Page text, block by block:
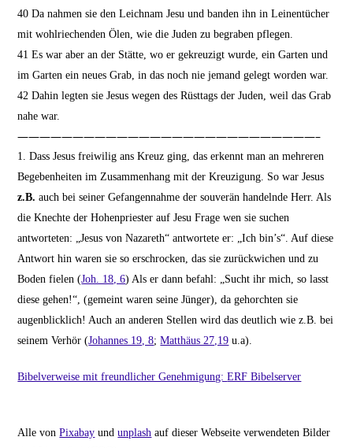
40Da nahmen sie den Leichnam Jesu und banden ihn in Leinentücher
mit wohlriechenden Ölen, wie die Juden zu begraben pflegen.
41Es war aber an der Stätte, wo er gekreuzigt wurde, ein Garten und
im Garten ein neues Grab, in das noch nie jemand gelegt worden war.
42Dahin legten sie Jesus wegen des Rüsttags der Juden, weil das Grab
nahe war.
———————————————————————————–
1. Dass Jesus freiwilig ans Kreuz ging, das erkennt man an mehreren
Begebenheiten im Zusammenhang mit der Kreuzigung. So war Jesus
z.B. auch bei seiner Gefangennahme der souverän handelnde Herr. Als
die Knechte der Hohenpriester auf Jesu Frage wen sie suchen
antworteten: „Jesus von Nazareth“ antwortete er: „Ich bin’s“. Auf diese
Antwort hin waren sie so erschrocken, das sie zurückwichen und zu
Boden fielen (Joh. 18, 6) Als er dann befahl: „Sucht ihr mich, so lasst
diese gehen!“, (gemeint waren seine Jünger), da gehorchten sie
augenblicklich! Auch an anderen Stellen wird das deutlich wie z.B. bei
seinem Verhör (Johannes 19, 8;Matthäus 27,19 u.a).
Bibelverweise mit freundlicher Genehmigung:ERF Bibelserver
Alle vonPixabay undunplash auf dieser Webseite verwendeten Bilder